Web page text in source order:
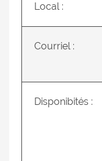
Local :
Courriel :
Disponibités :